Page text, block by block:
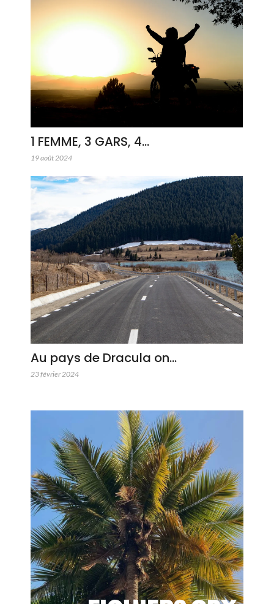
1 FEMME, 3 GARS, 4…
19 août 2024
Au pays de Dracula on…
23 février 2024